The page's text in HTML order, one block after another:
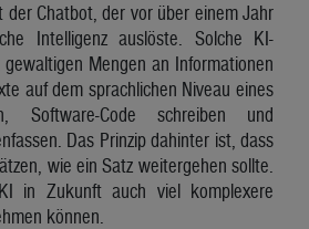
der Chatbot, der vor über einem Jahr
Intelligenz auslöste. Solche KI-
Mengen an Informationen
auf dem sprachlichen Niveau eines
Software-Code schreiben und
Das Prinzip dahinter ist, dass
wie ein Satz weitergehen sollte.
in Zukunft auch viel komplexere
können.